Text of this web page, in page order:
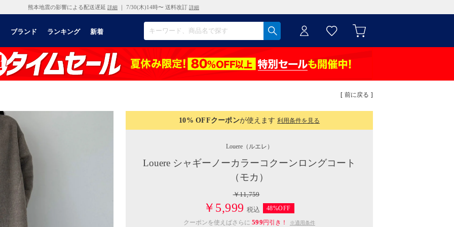
熊本地震の影響による配送遅延 詳細 ｜ 7/30(木)14時〜 送料改訂 詳細
ブランド ランキング 新着
[ 前に戻る ]
10% OFFクーポンが使えます 利用条件を見る
Louere（ルエレ）
Louere シャギーノーカラーコクーンロングコート
（モカ）
￥11,759
￥5,999 税込
48%OFF
クーポンを使えばさらに599円引き！ ※適用条件